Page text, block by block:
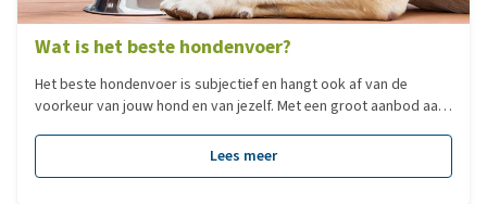
Wat is het beste hondenvoer?
Het beste hondenvoer is subjectief en hangt ook af van de
voorkeur van jouw hond en van jezelf. Met een groot aanbod aan
gemaakt van de populairste voedingen per categorie!
Lees meer